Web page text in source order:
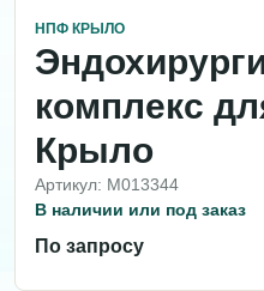
НПФ КРЫЛО
комплекс
Крыло
Артикул: M013344
В наличии или под заказ
По запросу